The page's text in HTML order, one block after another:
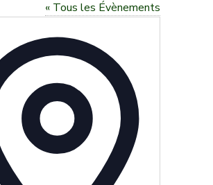
« Tous les Évènements